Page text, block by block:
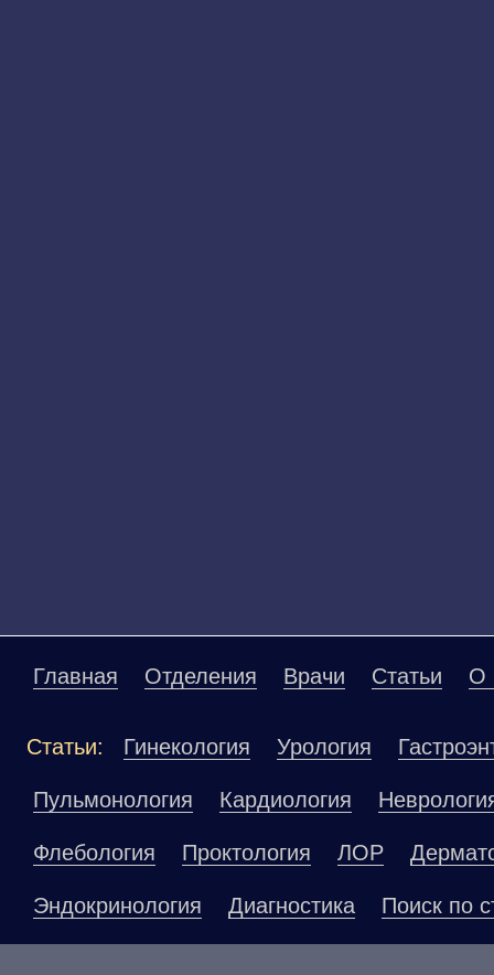
Главная Отделения Врачи Статьи О
Статьи: Гинекология Урология
Пульмонология Кардиология
Флебология Проктология ЛОР
Эндокринология Диагностика Поиск по